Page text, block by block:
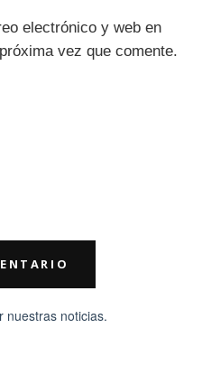
electrónico y web en
vez que comente.